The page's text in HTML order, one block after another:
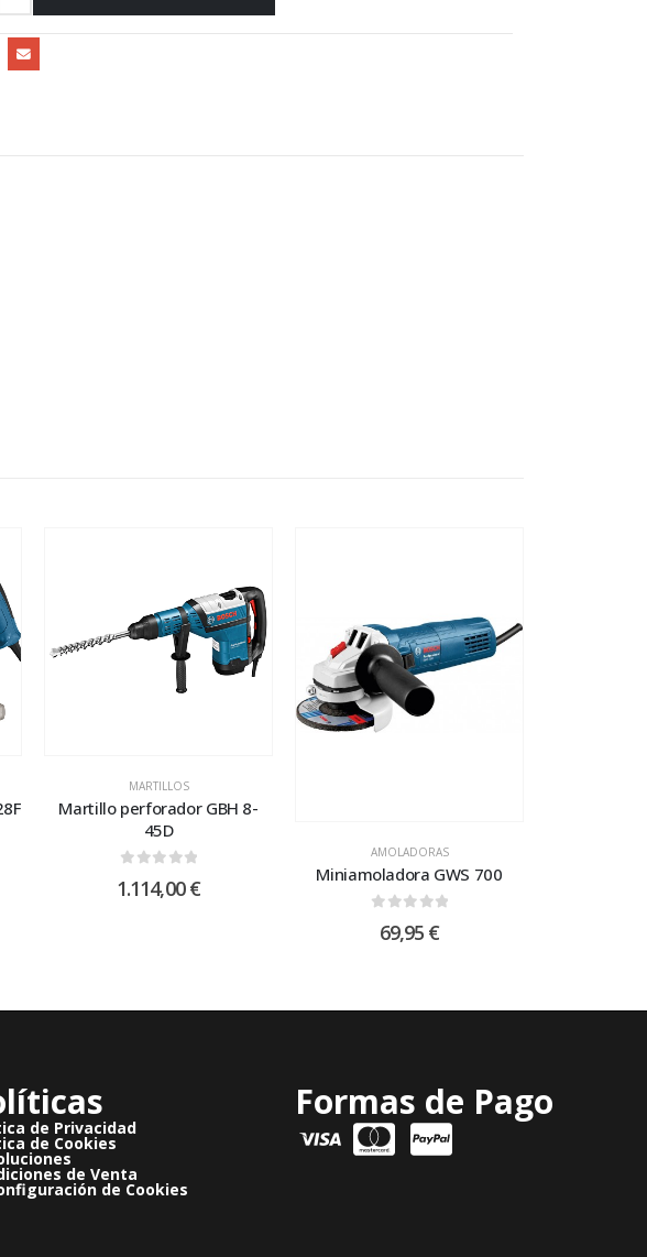
MARTILLOS
Martillo perforador GBH 8-
45D
1.114,00€
AMOLADORAS
Miniamoladora GWS 700
69,95 €
de Privacidad
de Cookies
de Venta
de Cookies
Formas de Pago